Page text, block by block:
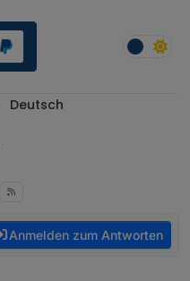
Deutsch
Anmelden zum Antworten